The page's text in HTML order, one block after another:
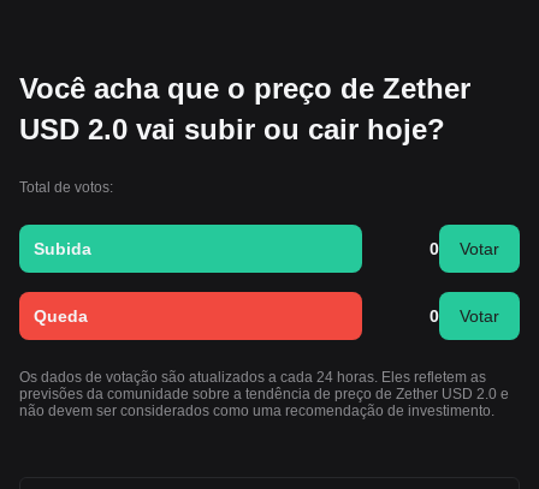
Você acha que o preço de Zether
USD 2.0 vai subir ou cair hoje?
Total de votos:
Subida 0 Votar
Queda 0 Votar
Os dados de votação são atualizados a cada 24 horas. Eles refletem as
previsões da comunidade sobre a tendência de preço de Zether USD 2.0 e
não devem ser considerados como uma recomendação de investimento.